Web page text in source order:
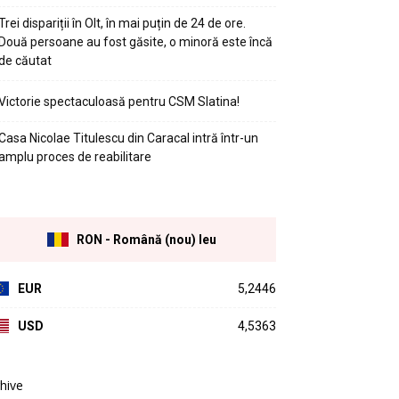
dispariții în Olt, în mai puțin de 24 de ore.
persoane au fost găsite, o minoră este încă
căutat
spectaculoasă pentru CSM Slatina!
Nicolae Titulescu din Caracal intră într-un
proces de reabilitare
RON - Română (nou) leu
EUR 5,2446
USD 4,5363